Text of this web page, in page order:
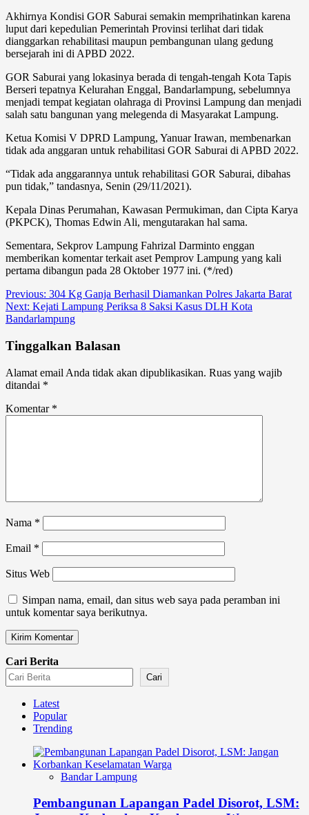
Akhirnya Kondisi GOR Saburai semakin memprihatinkan karena
luput dari kepedulian Pemerintah Provinsi terlihat dari tidak
dianggarkan rehabilitasi maupun pembangunan ulang gedung
bersejarah ini di APBD 2022.
GOR Saburai yang lokasinya berada di tengah-tengah Kota Tapis
Berseri tepatnya Kelurahan Enggal, Bandarlampung, sebelumnya
menjadi tempat kegiatan olahraga di Provinsi Lampung dan menjadi
salah satu bangunan yang melegenda di Masyarakat Lampung.
Ketua Komisi V DPRD Lampung, Yanuar Irawan, membenarkan
tidak ada anggaran untuk rehabilitasi GOR Saburai di APBD 2022.
“Tidak ada anggarannya untuk rehabilitasi GOR Saburai, dibahas
pun tidak,” tandasnya, Senin (29/11/2021).
Kepala Dinas Perumahan, Kawasan Permukiman, dan Cipta Karya
(PKPCK), Thomas Edwin Ali, mengutarakan hal sama.
Sementara, Sekprov Lampung Fahrizal Darminto enggan
memberikan komentar terkait aset Pemprov Lampung yang kali
pertama dibangun pada 28 Oktober 1977 ini. (*/red)
Post
navigation
Previous: 304 Kg Ganja Berhasil Diamankan Polres Jakarta Barat
Next: Kejati Lampung Periksa 8 Saksi Kasus DLH Kota
Bandarlampung
Tinggalkan Balasan
Alamat email Anda tidak akan dipublikasikan. Ruas yang wajib
ditandai *
Komentar *
Nama *
Email *
Situs Web
Simpan nama, email, dan situs web saya pada peramban ini
untuk komentar saya berikutnya.
Cari Berita
Cari
Latest
Popular
Trending
Bandar Lampung
Pembangunan Lapangan Padel Disorot, LSM: